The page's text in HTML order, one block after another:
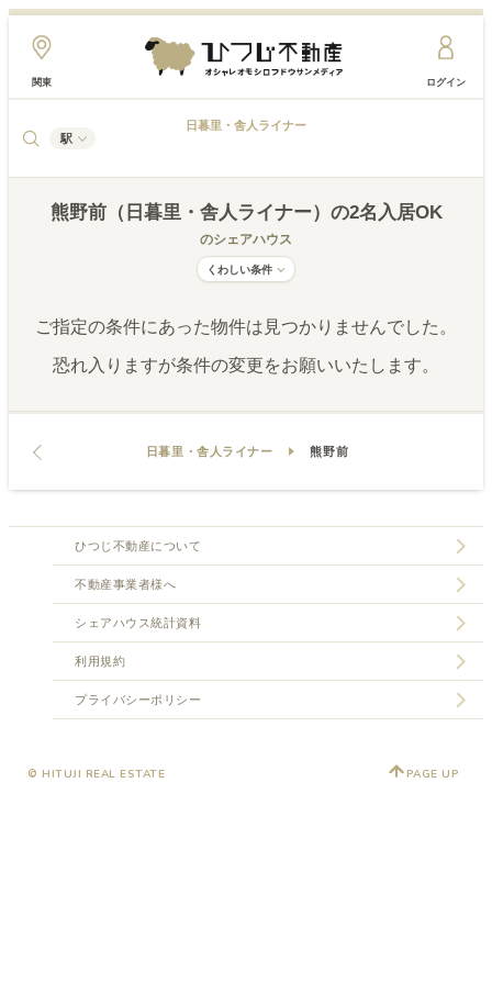
関東 ログイン
駅
日暮里・舎人ライナー
熊野前（日暮里・舎人ライナー） の2名入居OK
のシェアハウス
くわしい条件
ご指定の条件にあった物件は見つかりませんでした。
恐れ入りますが条件の変更をお願いいたします。
日暮里・舎人ライナー 熊野前
ひつじ不動産について
不動産事業者様へ
シェアハウス統計資料
利用規約
プライバシーポリシー
© HITUJI REAL ESTATE PAGE UP